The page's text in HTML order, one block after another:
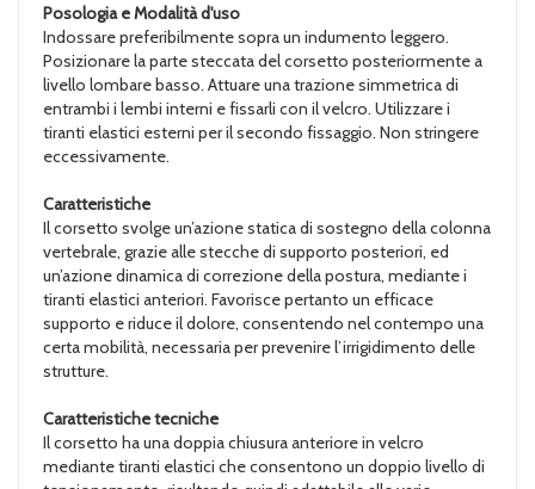
Posologia e Modalità d'uso
Indossare preferibilmente sopra un indumento leggero.
Posizionare la parte steccata del corsetto posteriormente a
livello lombare basso. Attuare una trazione simmetrica di
entrambi i lembi interni e fissarli con il velcro. Utilizzare i
tiranti elastici esterni per il secondo fissaggio. Non stringere
eccessivamente.
Caratteristiche
Il corsetto svolge un’azione statica di sostegno della colonna
vertebrale, grazie alle stecche di supporto posteriori, ed
un’azione dinamica di correzione della postura, mediante i
tiranti elastici anteriori. Favorisce pertanto un efficace
supporto e riduce il dolore, consentendo nel contempo una
certa mobilità, necessaria per prevenire l’irrigidimento delle
strutture.
Caratteristiche tecniche
Il corsetto ha una doppia chiusura anteriore in velcro
mediante tiranti elastici che consentono un doppio livello di